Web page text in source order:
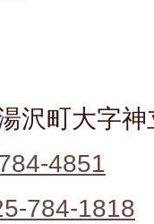
沢町大字
4851
784-1818